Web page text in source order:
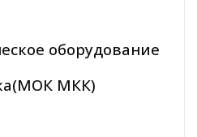
оборудование
МКК)